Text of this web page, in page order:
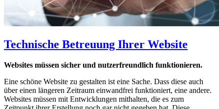
Technische Betreuung Ihrer Website
Websites müssen sicher und nutzerfreundlich funktionieren.
Eine schöne Website zu gestalten ist eine Sache. Dass diese auch
über einen längeren Zeitraum einwandfrei funktioniert, eine andere.
Websites müssen mit Entwicklungen mithalten, die es zum